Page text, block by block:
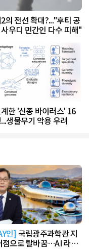
의 전선 확대?..."후티 공
우디 민간인 다수 피해"
한 '신종 바이러스' 16
생물무기 악용 우려
인] 국립광주과학관 지
점으로 탈바꿈…AI 라운